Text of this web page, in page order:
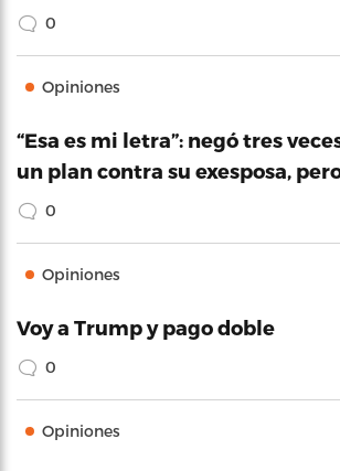
0
Opiniones
“Esa es mi letra”: negó tres
un plan contra su exesposa,
0
Opiniones
Voy a Trump y pago doble
0
Opiniones